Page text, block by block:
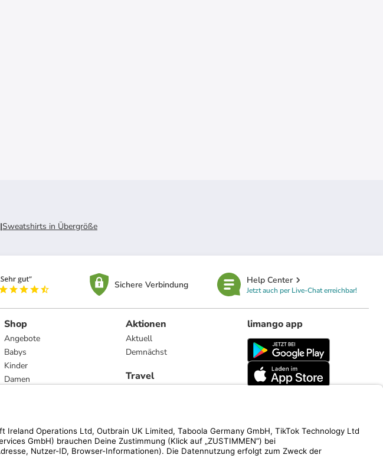
|Sweatshirts in Übergröße
Sichere Verbindung Help Center
Jetzt auch per Live-Chat erreichbar!
Shop
Angebote
Babys
Kinder
Damen
Marken
Aktionen
Aktuell
Demnächst
Travel
limango app